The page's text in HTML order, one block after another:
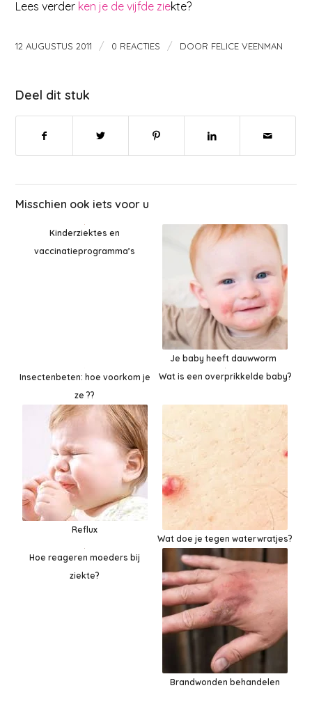
Lees verder ken je de vijfde ziekte?
12 AUGUSTUS 2011 / 0 REACTIES / DOOR FELICE VEENMAN
Deel dit stuk
Misschien ook iets voor u
Kinderziektes en
vaccinatieprogramma’s
Je baby heeft dauwworm
Insectenbeten: hoe voorkom je
ze ??
Wat is een overprikkelde baby?
Reflux
Wat doe je tegen waterwratjes?
Hoe reageren moeders bij
ziekte?
Brandwonden behandelen